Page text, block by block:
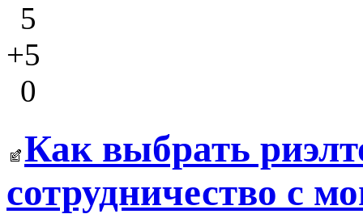
5
+5
0
Как выбрать
сотрудничество с